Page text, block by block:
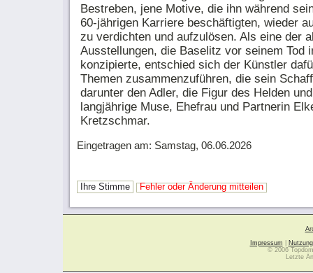
Bestreben, jene Motive, die ihn während
60-jährigen Karriere beschäftigten, wieder
zu verdichten und aufzulösen. Als eine der
Ausstellungen, die Baselitz vor seinem Tod
konzipierte, entschied sich der Künstler
Themen zusammenzuführen, die sein
darunter den Adler, die Figur des Helden
langjährige Muse, Ehefrau und Partnerin
Kretzschmar.
Eingetragen am: Samstag, 06.06.2026
Ihre Stimme Fehler oder Änderung mitteilen
Impressum
© 2006
Letzte